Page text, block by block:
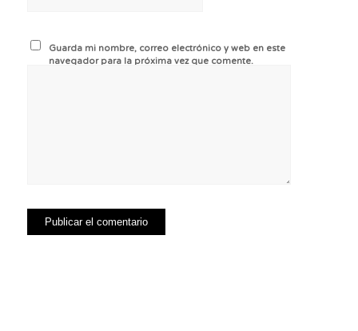
Guarda mi nombre, correo electrónico y web en este
navegador para la próxima vez que comente.